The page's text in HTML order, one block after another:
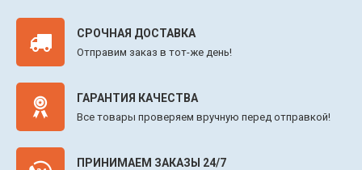
СРОЧНАЯ ДОСТАВКА
Отправим заказ в тот-же день!
ГАРАНТИЯ КАЧЕСТВА
Все товары проверяем вручную перед отправкой!
ПРИНИМАЕМ ЗАКАЗЫ 24/7